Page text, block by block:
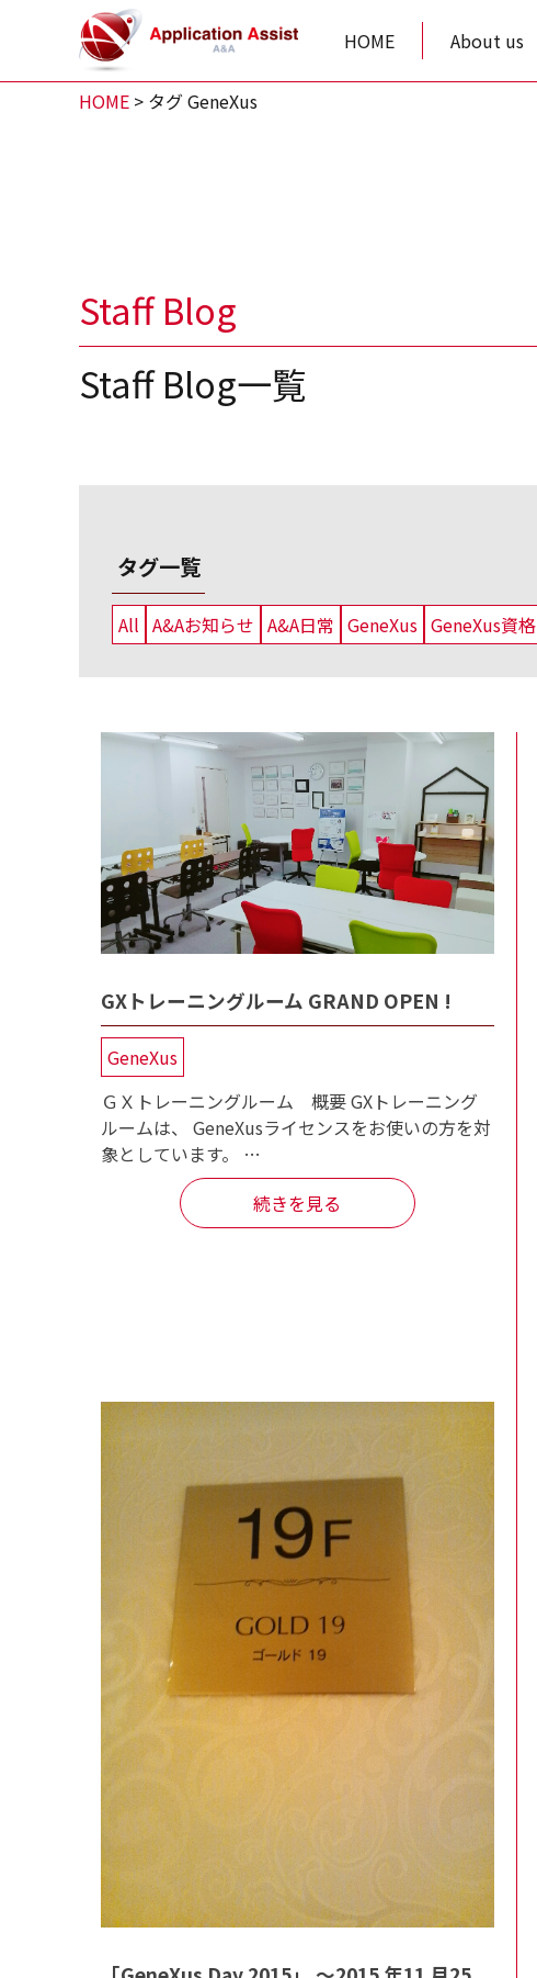
HOME About us
HOME > タグ GeneXus
Staff Blog
Staff Blog一覧
タグ一覧
All A&Aお知らせ A&A日常 GeneXus GeneXus資格
GXトレーニングルーム GRAND OPEN !
GeneXus
ＧＸトレーニングルーム 概要 GXトレーニング
ルームは、 GeneXusライセンスをお使いの方を対
象としています。 …
続きを見る